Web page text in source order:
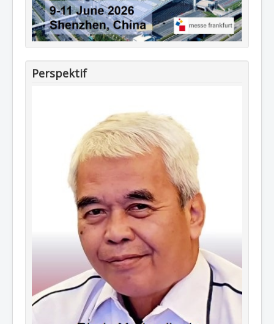
Perspektif